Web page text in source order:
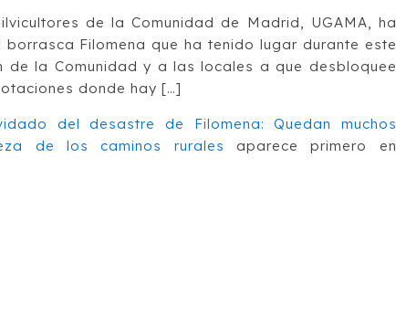
de la Comunidad de Madrid, UGAMA, ha
Filomena que ha tenido lugar durante este
la Comunidad y a las locales a que desbloquee
donde hay […]
del desastre de Filomena: Quedan muchos
de los caminos rurales aparece primero en